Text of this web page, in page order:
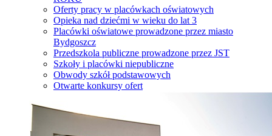
Oferty pracy w placówkach oświatowych
Opieka nad dziećmi w wieku do lat 3
Placówki oświatowe prowadzone przez miasto
Bydgoszcz
Przedszkola publiczne prowadzone przez JST
Szkoły i placówki niepubliczne
Obwody szkół podstawowych
Otwarte konkursy ofert